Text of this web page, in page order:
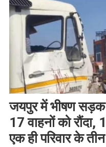
जयपुर में भीषण सड़क
17 वाहनों को
एक ही परिवार के